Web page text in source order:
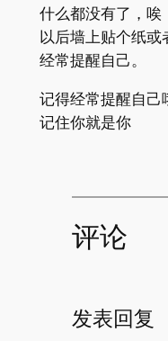
什么都没有了，唉
以后墙上贴个纸或
经常提醒自己。
记得经常提醒自
记住你就是你
评论
发表回复